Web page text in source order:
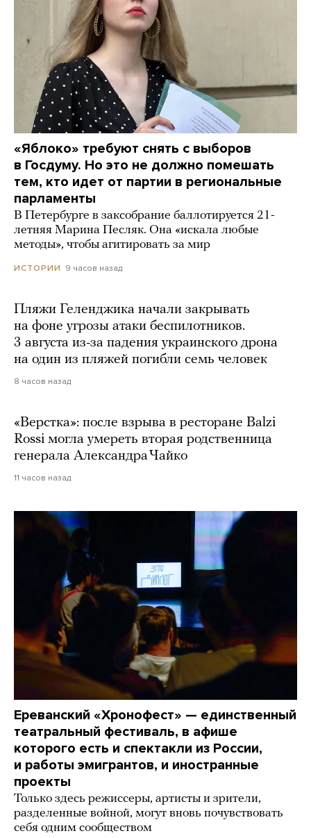
«Яблоко» требуют снять с выборов
в Госдуму. Но это не должно помешать
тем, кто идет от партии в региональные
парламенты
В Петербурге в заксобрание баллотируется 21-
летняя Марина Песляк. Она «искала любые
методы», чтобы агитировать за мир
ИСТОРИИ 9 часов назад
Пляжи Геленджика начали закрывать
на фоне угрозы атаки беспилотников.
3 августа из-за падения украинского дрона
на один из пляжей погибли семь человек
8 часов назад
«Верстка»: после взрыва в ресторане Balzi
Rossi могла умереть вторая родственница
генерала Александра Чайко
11 часов назад
Ереванский «Хронофест» — единственный
театральный фестиваль, в афише
которого есть и спектакли из России,
и работы эмигрантов, и иностранные
проекты
Только здесь режиссеры, артисты и зрители,
разделенные войной, могут вновь почувствовать
себя одним сообществом